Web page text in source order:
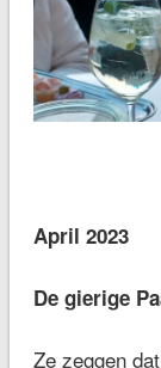
April 2023
De gierige
Ze zeggen